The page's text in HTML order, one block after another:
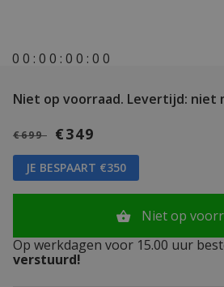
0 0 : 0 0 : 0 0 : 0 0
Niet op voorraad. Levertijd: niet
€699 €349
JE BESPAART €350
Niet op
Op werkdagen voor 15.00 uur
verstuurd!